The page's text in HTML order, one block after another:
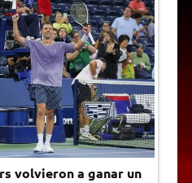
n
t
F
r
i
e
n
l
y
volvieron a ganar un